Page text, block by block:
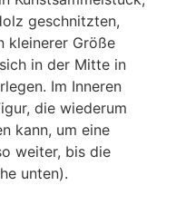
geschnitzten,
kleinerer Größe
in der Mitte in
Im Inneren
die wiederum
kann, um eine
weiter, bis die
unten).